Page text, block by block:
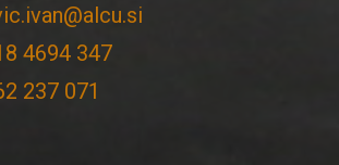
4694 347
237 071